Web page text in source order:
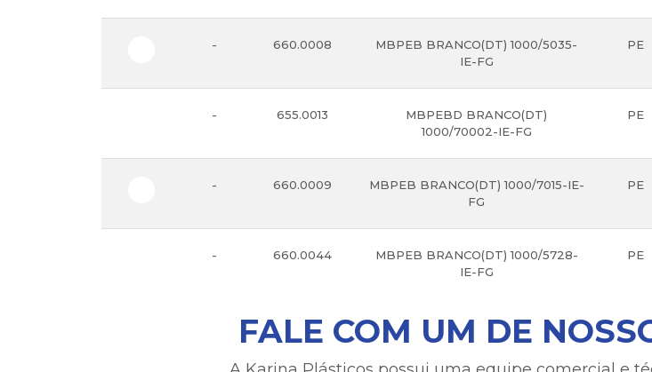
- 660.0008
MBPEB BRANCO(DT) 1000/5035-
IE-FG
PE
- 655.0013
MBPEBD BRANCO(DT)
1000/70002-IE-FG
PE
- 660.0009
MBPEB BRANCO(DT) 1000/7015-IE-
FG
PE
- 660.0044
MBPEB BRANCO(DT) 1000/5728-
IE-FG
PE
FALE COM UM DE